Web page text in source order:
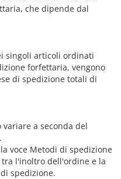
che dipende dal
singoli articoli ordinati
forfettaria, vengono
di spedizione totali di
variare a seconda del
voce Metodi di spedizione
l'inoltro dell'ordine e la
spedizione.